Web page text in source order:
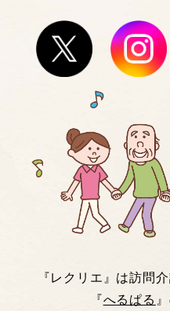
『レクリエ』は訪問
『へるぱる